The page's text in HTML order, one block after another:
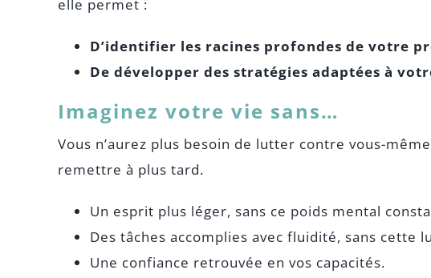
elle permet :
D’identifier les racines profondes de votre
De développer des stratégies adaptées à
Imaginez votre vie sans…
Vous n’aurez plus besoin de lutter contre vous-
remettre à plus tard.
Un esprit plus léger, sans ce poids mental
Des tâches accomplies avec fluidité, sans cette
Une confiance retrouvée en vos capacités.